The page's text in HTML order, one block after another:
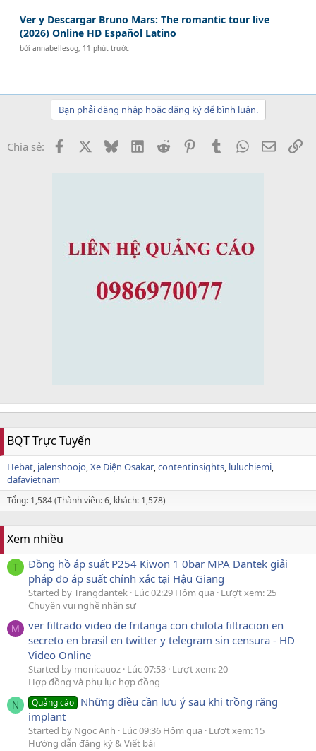
Ver y Descargar Bruno Mars: The romantic tour live
(2026) Online HD Español Latino
bởiannabellesog, 11 phút trước
Bạn phải đăng nhập hoặc đăng ký để bình luận.
Chia sẻ: Facebook BlueskyLinkedInReddit PinterestTumblrWhatsApp
Email
BQT Trực Tuyến
Hebat jalenshoojo Xe Điện Osakar contentinsights luluchiemi
dafavietnam
Tổng: 1,584 (Thành viên: 6, khách: 1,578)
Xem nhiều
T
Đồng hồ áp suất P254 Kiwon 1 0bar MPA Dantek giải
pháp đo áp suất chính xác tại Hậu Giang
Started by Trangdantek Lúc 02:29 Hôm qua Lượt xem: 25
Chuyện vui nghề nhân sự
M
ver filtrado video de fritanga con chilota filtracion en
secreto en brasil en twitter y telegram sin censura - HD
Video Online
Started by monicauoz Lúc 07:53 Lượt xem: 20
Hợp đồng và phụ lục hợp đồng
N Quảng cáo Những điều cần lưu ý sau khi trồng răng
implant
Started by Ngọc Anh Lúc 09:36 Hôm qua Lượt xem: 15
Hướng dẫn đăng ký & Viết bài